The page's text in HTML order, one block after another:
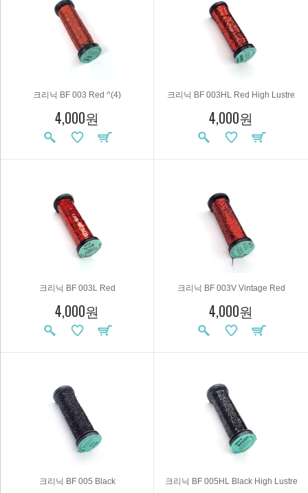
크리닉 BF 003 Red ^(4)
4,000원
크리닉 BF 003HL Red High Lustre
4,000원
크리닉 BF 003L Red
4,000원
크리닉 BF 003V Vintage Red
4,000원
크리닉 BF 005 Black 크리닉 BF 005HL Black High Lustre